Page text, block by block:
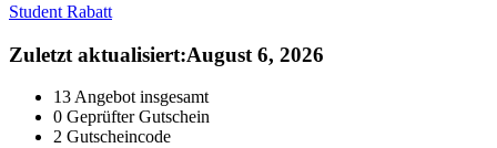
Student Rabatt
Zuletzt aktualisiert:August 6, 2026
13 Angebot insgesamt
0 Geprüfter Gutschein
2 Gutscheincode